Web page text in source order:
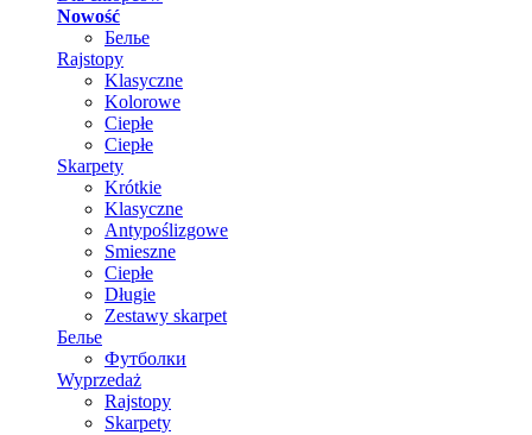
Nowość
Белье
Rajstopy
Klasyczne
Kolorowe
Ciepłe
Ciepłe
Skarpety
Krótkie
Klasyczne
Antypoślizgowe
Smieszne
Ciepłe
Długie
Zestawy skarpet
Белье
Футболки
Wyprzedaż
Rajstopy
Skarpety